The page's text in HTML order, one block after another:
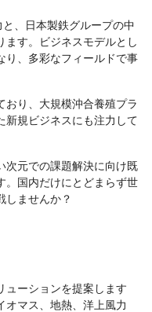
、日本製鉄グループの中
ます。ビジネスモデルとし
り、多彩なフィールドで事
おり、大規模沖合養殖プラ
新規ビジネスにも注力して
次元での課題解決に向け既
。国内だけにとどまらず世
しませんか？
ューションを提案します
オマス、地熱、洋上風力